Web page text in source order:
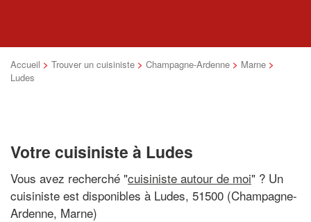
Accueil > Trouver un cuisiniste > Champagne-Ardenne > Marne >
Ludes
Votre cuisiniste à Ludes
Vous avez recherché "cuisiniste autour de moi" ? Un
cuisiniste est disponibles à Ludes, 51500 (Champagne-
Ardenne, Marne)